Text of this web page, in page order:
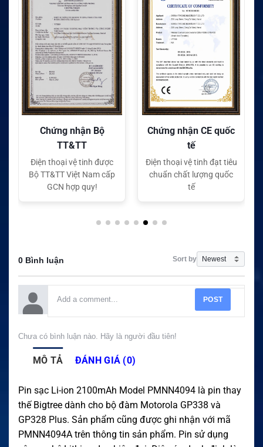
Chứng nhận Bộ
TT&TT
Điện thoại vệ tinh được
Bộ TT&TT Việt Nam cấp
GCN hợp quy!
Chứng nhận CE quốc
tế
Điện thoại vệ tinh đạt tiêu
chuẩn chất lượng quốc
tế
0 Bình luận Sort by
POST
Chưa có bình luận nào. Hãy là người đầu tiên!
MÔ TẢ ĐÁNH GIÁ (0)
Pin sạc Li-ion 2100mAh Model PMNN4094 là pin thay
thế Bigtree dành cho bộ đàm Motorola GP338 và
GP328 Plus. Sản phẩm cũng được ghi nhận với mã
PMNN4094A trên thông tin sản phẩm. Pin sử dụng